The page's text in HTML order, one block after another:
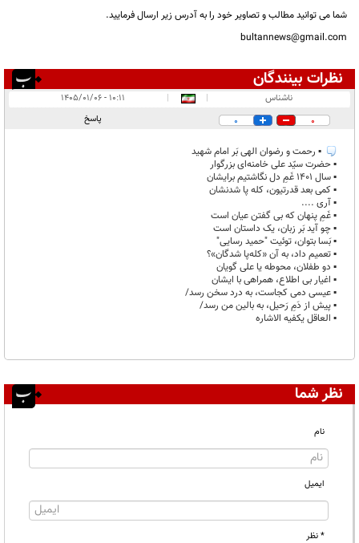
شما می توانید مطالب و تصاویر خود را به آدرس زیر ارسال فرمایید.
bultannews@gmail.com
نظرات بینندگان
در انتظار بررسی:
ناشناس |
|
۱۰:۱۱ - ۱۴۰۵/۰۱/۰۶
0
0 پاسخ
▪︎ رحمت و رضوان الهی بَر امام شهید
▪︎ حضرت سیّد علی خامنه‌ای بزرگوار
▪︎ سال ۱۴۰۱ غَمِ دل نگاشتیم برایشان
▪︎ کمی بعد قدرتیون، کله پا شدنشان
▪︎ آری ....
▪︎ غَمِ پنهان که بی گفتن عیان است
▪︎ چو آید بَر زبان، یک داستان است
▪︎ بَسا بتوان، توئیت "حمید رسایی"
▪︎ تعمیم داد، به آن «کله‌پا شدگان»؟
▪︎ دو طفلان، محوطه یا علی گویان
▪︎ اغیار بی اطلاع، همراهی با ایشان
▪︎ عیسی دمی کجاست، به درد سخن رسد/
▪︎ پیش از دَمِ رَحیل، به بالین من رسد/
▪︎ العاقل یکفیه الاشاره
نظر شما
نام
ایمیل
* نظر